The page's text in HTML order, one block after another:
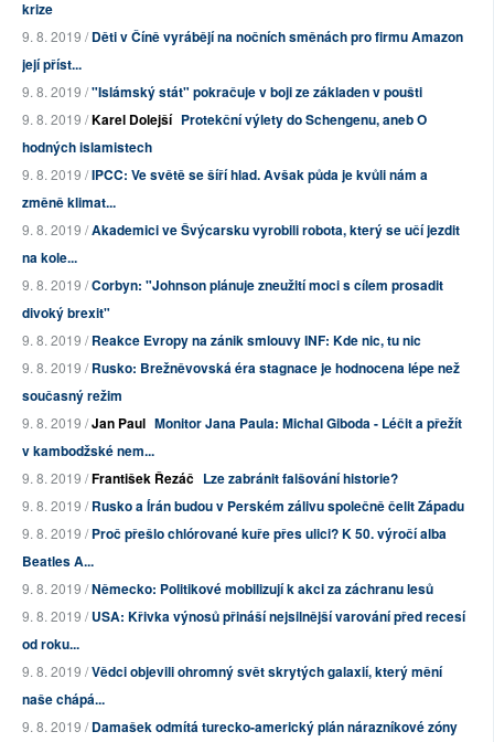
krize
9. 8. 2019 /Děti v Číně vyrábějí na nočních směnách pro firmu Amazon
její příst...
9. 8. 2019 /"Islámský stát" pokračuje v boji ze základen v poušti
9. 8. 2019 /Karel Dolejší Protekční výlety do Schengenu, aneb O
hodných islamistech
9. 8. 2019 /IPCC: Ve světě se šíří hlad. Avšak půda je kvůli nám a
změně klimat...
9. 8. 2019 /Akademici ve Švýcarsku vyrobili robota, který se učí jezdit
na kole...
9. 8. 2019 /Corbyn: "Johnson plánuje zneužití moci s cílem prosadit
divoký brexit"
9. 8. 2019 /Reakce Evropy na zánik smlouvy INF: Kde nic, tu nic
9. 8. 2019 /Rusko: Brežněvovská éra stagnace je hodnocena lépe než
současný režim
9. 8. 2019 /Jan Paul Monitor Jana Paula: Michal Giboda - Léčit a přežít
v kambodžské nem...
9. 8. 2019 /František Řezáč Lze zabránit falšování historie?
9. 8. 2019 /Rusko a Írán budou v Perském zálivu společně čelit Západu
9. 8. 2019 /Proč přešlo chlórované kuře přes ulici? K 50. výročí alba
Beatles A...
9. 8. 2019 /Německo: Politikové mobilizují k akci za záchranu lesů
9. 8. 2019 /USA: Křivka výnosů přináší nejsilnější varování před recesí
od roku...
9. 8. 2019 /Vědci objevili ohromný svět skrytých galaxií, který mění
naše chápá...
9. 8. 2019 /Damašek odmítá turecko-americký plán nárazníkové zóny